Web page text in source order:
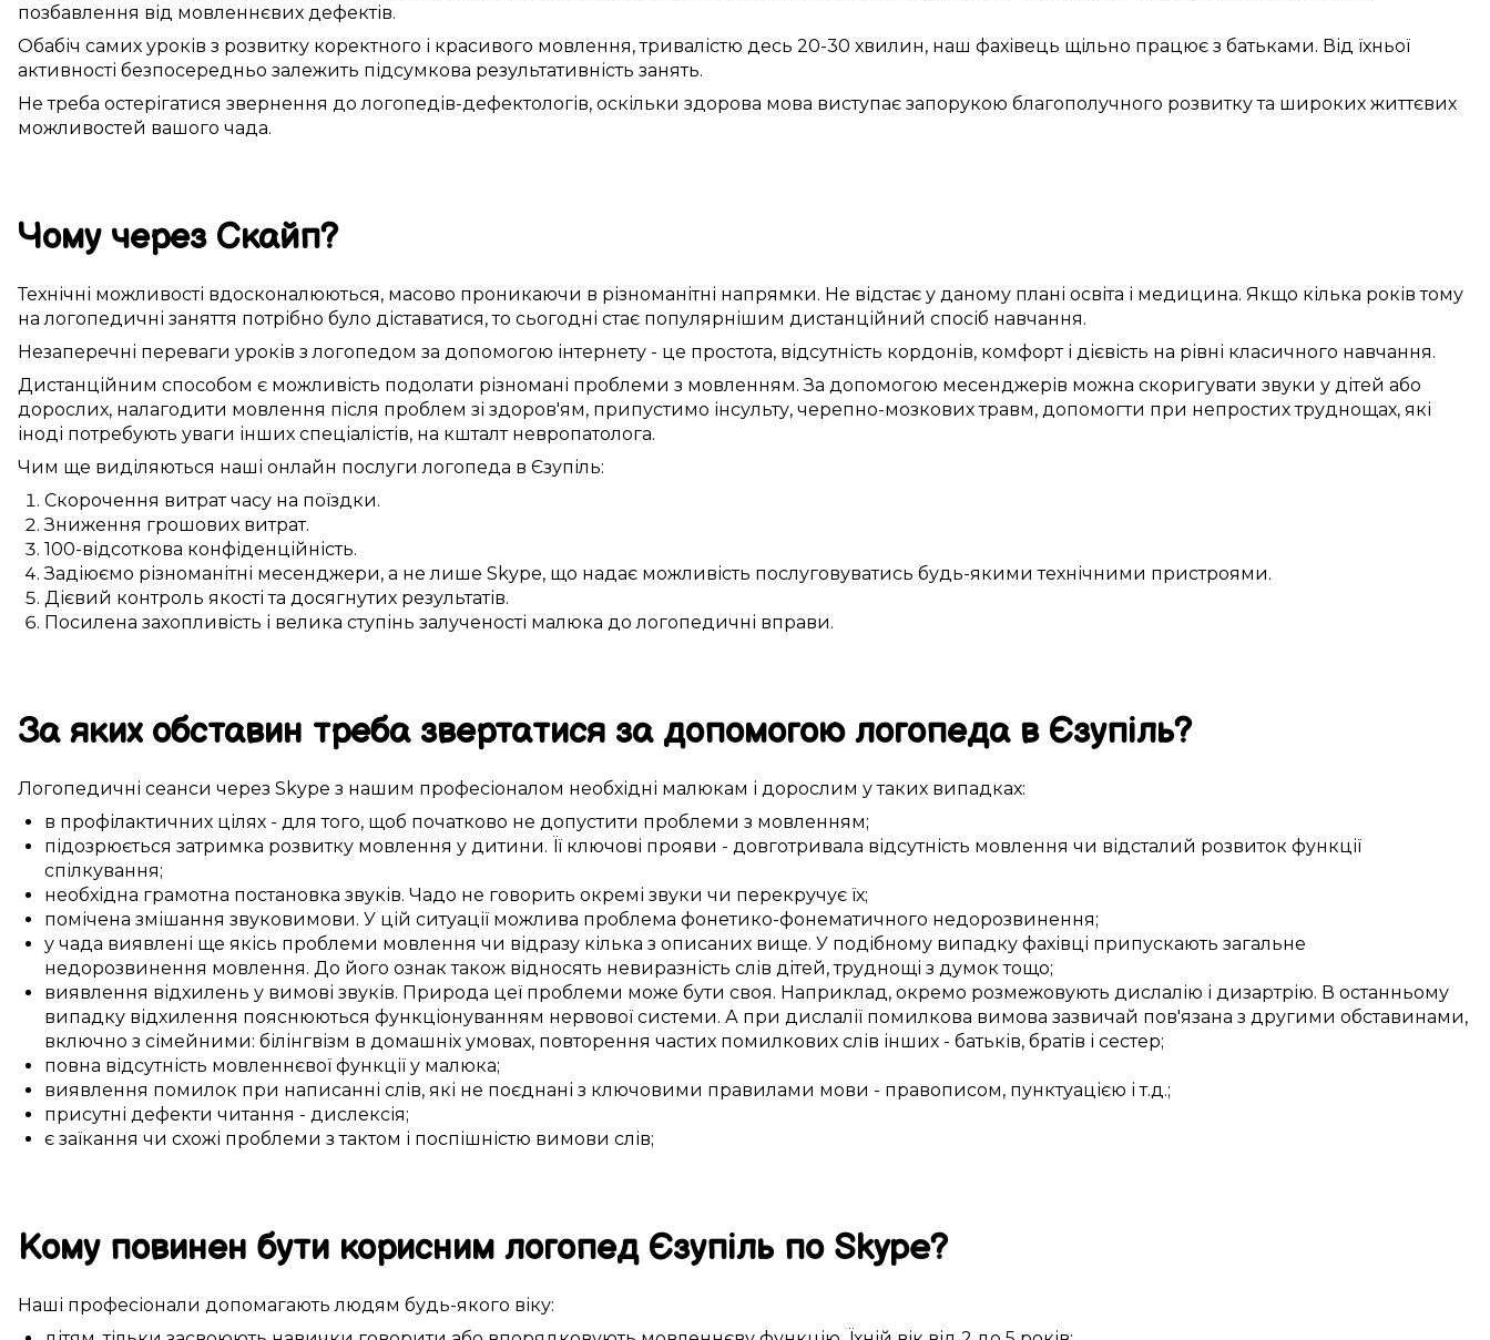
позбавлення від мовленнєвих дефектів.
Обабіч самих уроків з розвитку коректного і красивого мовлення,тривалістю десь 20-30 хвилин, наш фахівець щільно працює з батьками. Від їхньої
активності безпосередньо залежить підсумкова результативність занять.
Нетреба остерігатися звернення до логопедів-дефектологів, оскільки здорова мова виступає запорукою благополучного розвитку та широких життєвих
можливостей вашого чада.
Чому через Скайп?
Технічні можливості вдосконалюються, масово проникаючи в різноманітні напрямки. Не відстає у даному плані освіта і медицина. Якщо кілька років тому
на логопедичні заняття потрібно було діставатися, то сьогодні стає популярнішим дистанційний спосіб навчання.
Незаперечні переваги уроків з логопедом за допомогою інтернету - це простота, відсутність кордонів, комфорті дієвість на рівні класичного навчання.
Дистанційним способом є можливість подолати різномані проблеми з мовленням.За допомогою месенджерів можна скоригувати звуки у дітей або
дорослих, налагодити мовлення після проблем зі здоров'ям, припустимо інсульту, черепно-мозкових травм, допомогти при непростихтруднощах, які
іноді потребують уваги інших спеціалістів, на кшталт невропатолога.
Чим ще виділяються наші онлайн послуги логопеда в Єзупіль:
Скорочення витрат часу на поїздки.
Зниження грошових витрат.
100-відсоткова конфіденційність.
Задіюємо різноманітні месенджери, а не лише Skype, що надає можливість послуговуватись будь-якимитехнічними пристроями.
Дієвий контроль якості та досягнутих результатів.
Посилена захопливість і велика ступінь залученості малюка до логопедичні вправи.
За яких обставин требазвертатися за допомогоюлогопеда в Єзупіль?
Логопедичні сеанси через Skype з нашим професіоналом необхідні малюкам і дорослим утаких випадках:
в профілактичних цілях - для того, щоб початково не допустити проблеми з мовленням;
підозрюється затримка розвитку мовлення у дитини. Її ключові прояви - довготривала відсутність мовлення чи відсталий розвиток функції
спілкування;
необхідна грамотна постановка звуків. Чадо не говорить окремі звуки чи перекручує їх;
помічена змішання звуковимови. У цій ситуації можлива проблема фонетико-фонематичного недорозвинення;
у чада виявлені ще якісь проблеми мовлення чи відразу кілька з описаних вище. У подібному випадку фахівці припускають загальне
недорозвинення мовлення. До його ознак також відносять невиразність слів дітей,труднощі з думок тощо;
виявлення відхилень у вимові звуків. Природа цеї проблеми може бути своя. Наприклад, окремо розмежовують дислалію і дизартрію. В останньому
випадку відхилення пояснюються функціонуванням нервової системи. А при дислалії помилкова вимова зазвичай пов'язана з другими обставинами,
включно з сімейними: білінгвізм в домашніх умовах, повторення частих помилкових слів інших - батьків, братів і сестер;
повна відсутність мовленнєвої функції у малюка;
виявлення помилок при написанні слів, які не поєднані з ключовими правилами мови - правописом, пунктуацією іт.д.;
присутні дефекти читання - дислексія;
є заїкання чи схожі проблеми зтактом і поспішністю вимови слів;
Кому повинен бути корисним логопед Єзупіль по Skype?
Наші професіонали допомагають людям будь-якого віку: